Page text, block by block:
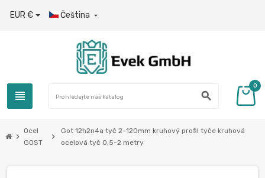
EUR € Čeština 
view_headline search
0
chevron_right
Ocel
GOST
chevron_right
Got 12h2n4a tyč 2-120mm kruhový profil tyče kruhová
ocelová tyč 0,5-2 metry